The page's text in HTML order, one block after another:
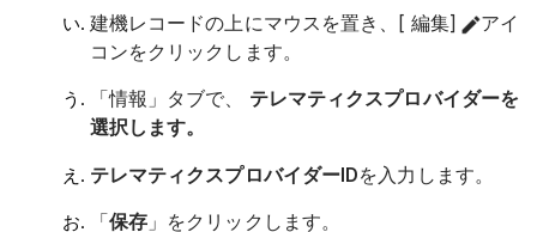
建機レコードの上にマウスを置き、[ 編集]
アイ
コンをクリックします。
「情報」タブで、 テレマティクスプロバイダーを
選択します。
テレマティクスプロバイダーIDを入力します。
「 保存 」をクリックします。